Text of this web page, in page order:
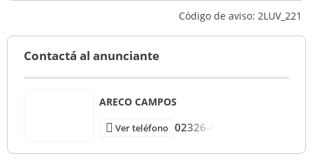
Código de aviso: 2LUV_221
Contactá al anunciante
ARECO CAMPOS
Ver teléfono 02326-4